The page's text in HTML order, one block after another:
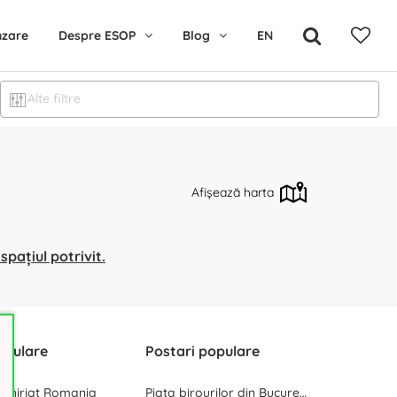
Despre ESOP Blog EN
Alte filtre
Afișează harta
potrivit.
Romania
Postari populare
Piata birourilor din Bucuresti la inceput de 2025